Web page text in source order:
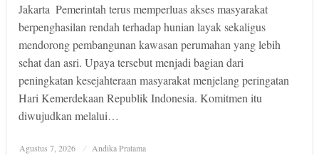
Jakarta  Pemerintah terus memperluas akses masyarakat
berpenghasilan rendah terhadap hunian layak sekaligus
mendorong pembangunan kawasan perumahan yang lebih
sehat dan asri. Upaya tersebut menjadi bagian dari
peningkatan kesejahteraan masyarakat menjelang peringatan
Hari Kemerdekaan Republik Indonesia. Komitmen itu
diwujudkan melalui…
Posted
Agustus 7, 2026 Andika Pratama